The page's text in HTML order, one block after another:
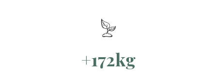
+172kg